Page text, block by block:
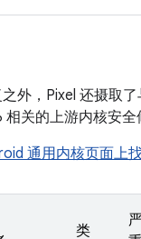
外，Pixel 还摄取
关的上游内核安全
通用内核页面上
类